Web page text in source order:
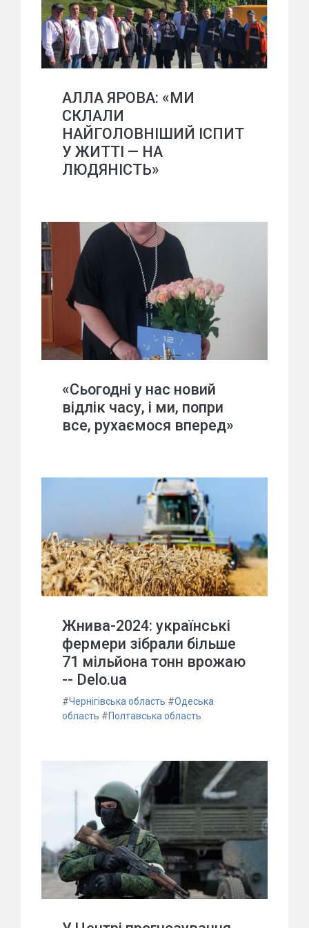
АЛЛА ЯРОВА: «МИ
СКЛАЛИ
НАЙГОЛОВНІШИЙ ІСПИТ
У ЖИТТІ — НА
ЛЮДЯНІСТЬ»
«Сьогодні у нас новий
відлік часу, і ми, попри
все, рухаємося вперед»
Жнива-2024: українські
фермери зібрали більше
71 мільйона тонн врожаю
-- Delo.ua
#Чернігівська область #Одеська
область #Полтавська область